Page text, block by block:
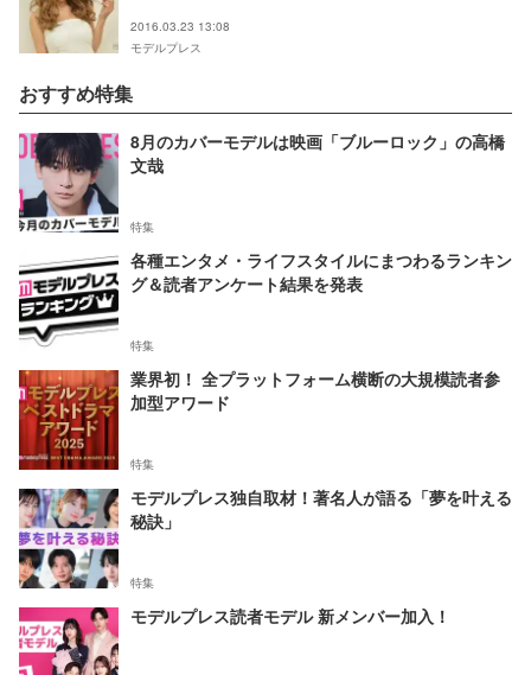
2016.03.23 13:08
モデルプレス
おすすめ特集
8月のカバーモデルは映画「ブルーロック」の高橋
文哉
特集
各種エンタメ・ライフスタイルにまつわるランキン
グ＆読者アンケート結果を発表
特集
業界初！ 全プラットフォーム横断の大規模読者参
加型アワード
特集
モデルプレス独自取材！著名人が語る「夢を叶える
秘訣」
特集
モデルプレス読者モデル 新メンバー加入！